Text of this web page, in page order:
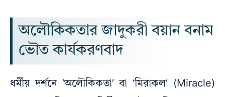
অলৌকিকতার জাদুকরী বয়ান বনাম
ভৌত কার্যকরণবাদ
ধর্মীয় দর্শনে ‘অলৌকিকতা’ বা ‘মিরাকল’ (Miracle)